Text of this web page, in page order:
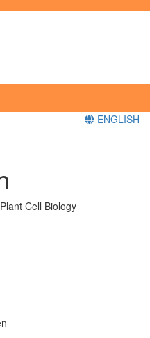
ENGLISH
Cell Biology